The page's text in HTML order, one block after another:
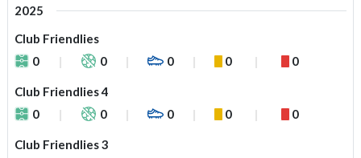
2025
Club Friendlies
0
0 0 0 0
Club Friendlies 4
0
0 0 0 0
Club Friendlies 3